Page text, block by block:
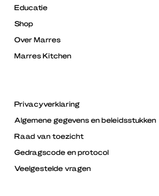
Educatie
Shop
Over Marres
Marres Kitchen
Privacyverklaring
Algemene gegevens en beleidsstukken
Raad van toezicht
Gedragscode en protocol
Veelgestelde vragen